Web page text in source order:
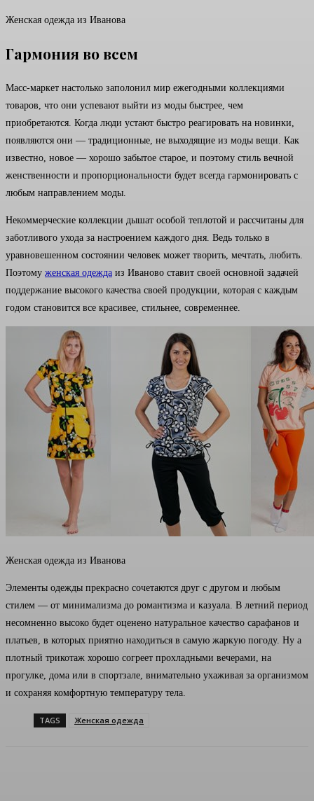
Женская одежда из Иванова
Гармония во всем
Масс-маркет настолько заполонил мир ежегодными коллекциями
товаров, что они успевают выйти из моды быстрее, чем
приобретаются. Когда люди устают быстро реагировать на новинки,
появляются они — традиционные, не выходящие из моды вещи. Как
известно, новое — хорошо забытое старое, и поэтому стиль вечной
женственности и пропорциональности будет всегда гармонировать с
любым направлением моды.
Некоммерческие коллекции дышат особой теплотой и рассчитаны для
заботливого ухода за настроением каждого дня. Ведь только в
уравновешенном состоянии человек может творить, мечтать, любить.
Поэтому женская одежда из Иваново ставит своей основной задачей
поддержание высокого качества своей продукции, которая с каждым
годом становится все красивее, стильнее, современнее.
Женская одежда из Иванова
Элементы одежды прекрасно сочетаются друг с другом и любым
стилем — от минимализма до романтизма и казуала. В летний период
несомненно высоко будет оценено натуральное качество сарафанов и
платьев, в которых приятно находиться в самую жаркую погоду. Ну а
плотный трикотаж хорошо согреет прохладными вечерами, на
прогулке, дома или в спортзале, внимательно ухаживая за организмом
и сохраняя комфортную температуру тела.
TAGS Женская одежда